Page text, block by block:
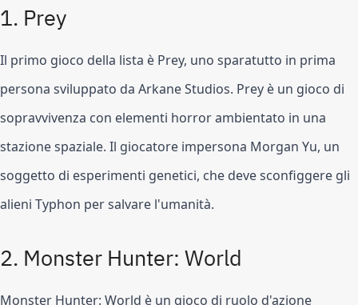
1. Prey
Il primo gioco della lista è Prey, uno sparatutto in prima
persona sviluppato da Arkane Studios. Prey è un gioco di
sopravvivenza con elementi horror ambientato in una
stazione spaziale. Il giocatore impersona Morgan Yu, un
soggetto di esperimenti genetici, che deve sconfiggere gli
alieni Typhon per salvare l'umanità.
2. Monster Hunter: World
Monster Hunter: World è un gioco di ruolo d'azione